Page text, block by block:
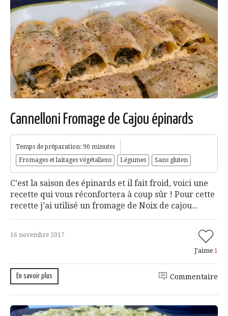
Cannelloni Fromage de Cajou épinards
Temps de préparation: 90 minutes
Fromages et laitages végétaliens
Légumes Sans gluten
C’est la saison des épinards et il fait froid, voici une
recette qui vous réconfortera à coup sûr ! Pour cette
recette j’ai utilisé un fromage de Noix de cajou...
16 novembre 2017
J'aime 1
En savoir plus Commentaire